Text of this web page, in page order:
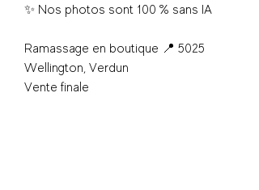
✨ Nos photos sont 100 % sans IA
Ramassage en boutique 📍 5025
Wellington, Verdun
Vente finale